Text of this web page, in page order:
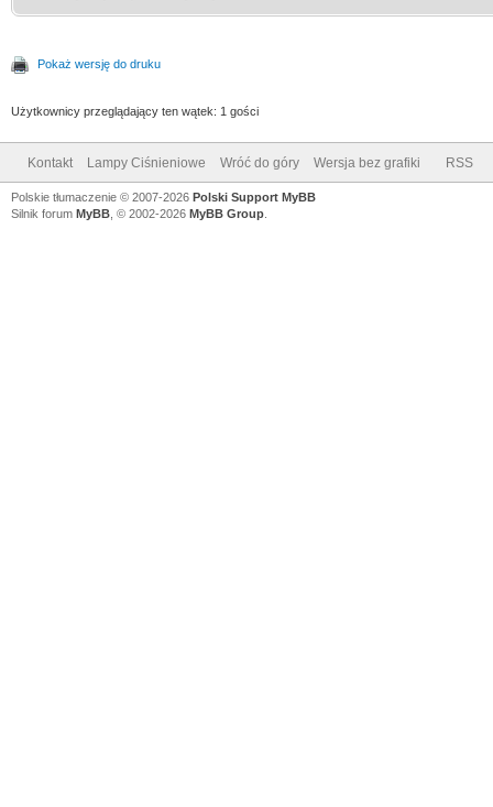
Pokaż wersję do druku
Użytkownicy przeglądający ten wątek: 1 gości
Kontakt Lampy Ciśnieniowe Wróć do góry Wersja bez grafiki RSS
Polskie tłumaczenie © 2007-2026 Polski Support MyBB
Silnik forum MyBB , © 2002-2026 MyBB Group